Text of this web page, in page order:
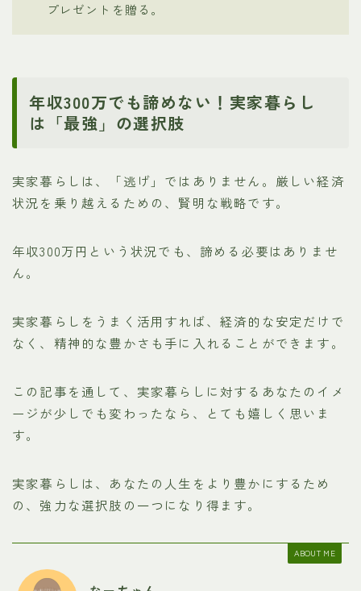
プレゼントを贈る。
年収300万でも諦めない！実家暮らし
は「最強」の選択肢
実家暮らしは、「逃げ」ではありません。厳しい経済
状況を乗り越えるための、賢明な戦略です。
年収300万円という状況でも、諦める必要はありませ
ん。
実家暮らしをうまく活用すれば、経済的な安定だけで
なく、精神的な豊かさも手に入れることができます。
この記事を通して、実家暮らしに対するあなたのイメ
ージが少しでも変わったなら、とても嬉しく思いま
す。
実家暮らしは、あなたの人生をより豊かにするため
の、強力な選択肢の一つになり得ます。
ABOUT ME